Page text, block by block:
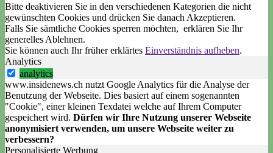
Bitte deaktivieren Sie in den verschiedenen Kategorien die nicht
gewünschten Cookies und drücken Sie danach Akzeptieren.
Falls Sie sämtliche Cookies sperren möchten, erklären Sie Ihr
generelles Ablehnen.
Sie können auch Ihr früher erklärtes Einverständnis aufheben.
Analytics
analytics
www.insidenews.ch nutzt Google Analytics für die Analyse der
Benutzung der Webseite. Dies basiert auf einem sogenannten
"Cookie", einer kleinen Texdatei welche auf Ihrem Computer
gespeichert wird. Dürfen wir Ihre Nutzung unserer Webseite
anonymisiert verwenden, um unsere Webseite weiter zu
verbessern?
Personalisierte Werbung